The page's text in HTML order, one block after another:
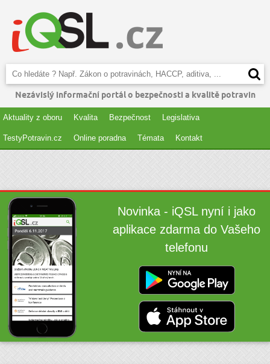
Nezávislý informační portál o bezpečnosti a kvalitě potravin
Aktuality z oboru Kvalita Bezpečnost Legislativa
TestyPotravin.cz Online poradna Témata Kontakt
Novinka - iQSL nyní i jako
aplikace zdarma do Vašeho
telefonu